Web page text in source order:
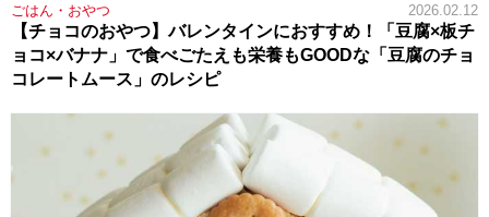
ごはん・おやつ 2026.02.12
【チョコのおやつ】バレンタインにおすすめ！「豆腐×板チ
ョコ×バナナ」で食べごたえも栄養もGOODな「豆腐のチョ
コレートムース」のレシピ